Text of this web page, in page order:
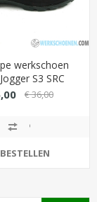
werkschoen
S3 SRC
model (stalen
€ 36,00
BESTELLEN